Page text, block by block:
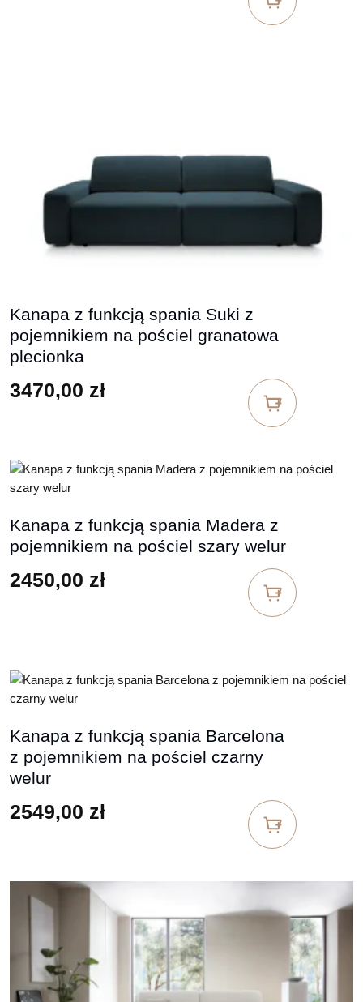
Kanapa z funkcją spania Suki z
pojemnikiem na pościel granatowa
plecionka
3470,00 zł
Kanapa z funkcją spania Madera z
pojemnikiem na pościel szary welur
2450,00 zł
Kanapa z funkcją spania Barcelona
z pojemnikiem na pościel czarny
welur
2549,00 zł